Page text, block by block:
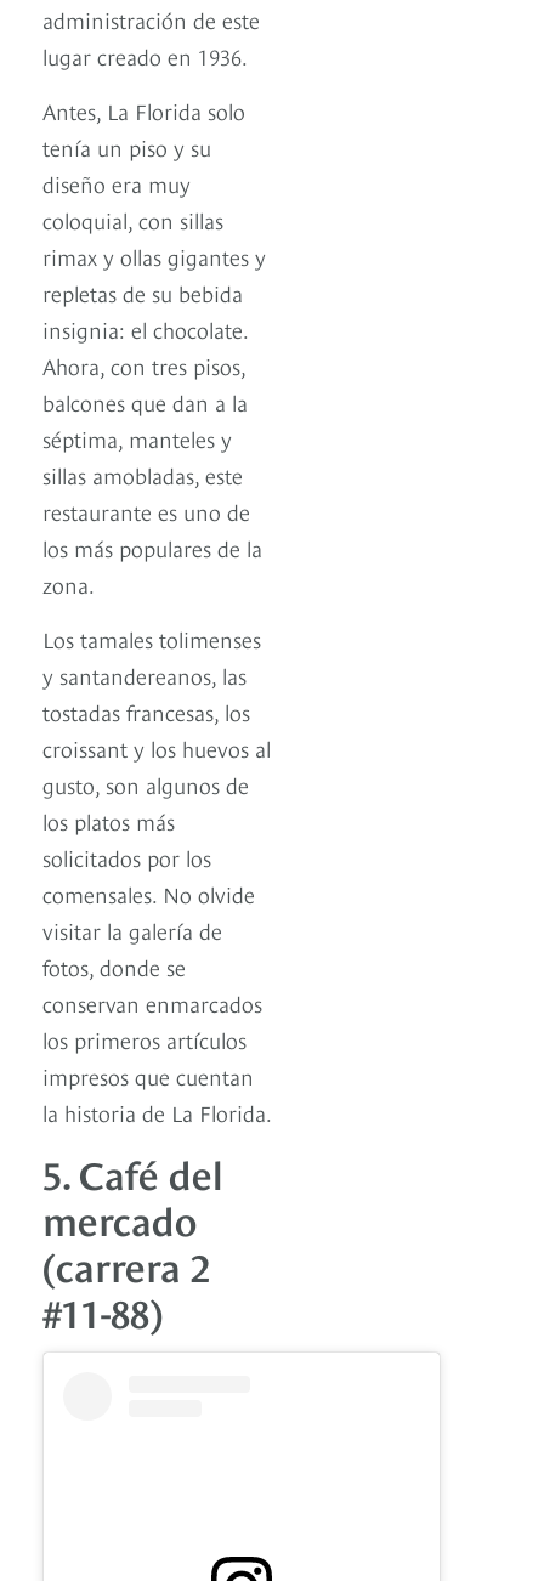
administración de este
lugar creado en 1936.
Antes, La Florida solo
tenía un piso y su
diseño era muy
coloquial, con sillas
rimax y ollas gigantes y
repletas de su bebida
insignia: el chocolate.
Ahora, con tres pisos,
balcones que dan a la
séptima, manteles y
sillas amobladas, este
restaurante es uno de
los más populares de la
zona.
Los tamales tolimenses
y santandereanos, las
tostadas francesas, los
croissant y los huevos al
gusto, son algunos de
los platos más
solicitados por los
comensales. No olvide
visitar la galería de
fotos, donde se
conservan enmarcados
los primeros artículos
impresos que cuentan
la historia de La Florida.
5. Café del
mercado
(carrera 2
#11-88)